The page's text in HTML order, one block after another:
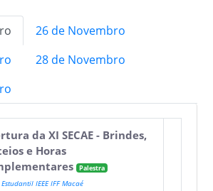
26 de Novembro
28 de Novembro
da XI SECAE - Brindes,
e Horas
Palestra
IEEE IFF Macaé